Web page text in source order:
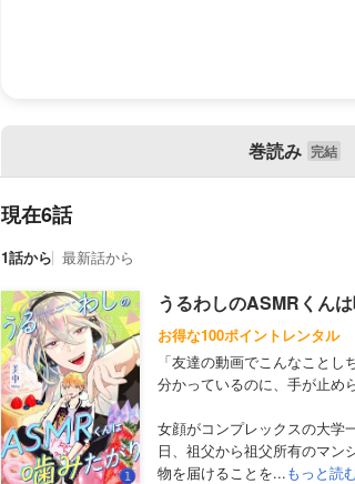
巻読み
現在6話
1話から 最新話から
うるわしのASMRくん
お得な100ポイントレンタル
「友達の動画でこんなことし
分かっているのに、手が止
女顔がコンプレックスの大学
日、祖父から祖父所有のマン
物を届けることを...もっと読